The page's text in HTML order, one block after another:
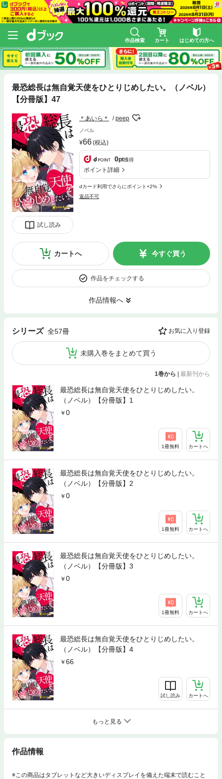
作品検索 カート はじめての方へ
最恐総長は無自覚天使をひとりじめしたい。（ノベル）
【分冊版】47
試し読み
＊あいら＊ peep
ノベル
66(税込)
0pt獲得
ポイント詳細
dカード利用でさらにポイント+2%
返品不可
カートへ 今すぐ買う
作品をチェックする
作品情報へ
シリーズ 全57冊 お気に入り登録
未購入巻をまとめて買う
1巻から | 最新刊から
最恐総長は無自覚天使をひとりじめしたい。
（ノベル）【分冊版】1
0
1冊無料 カートへ
最恐総長は無自覚天使をひとりじめしたい。
（ノベル）【分冊版】2
0
1冊無料 カートへ
最恐総長は無自覚天使をひとりじめしたい。
（ノベル）【分冊版】3
0
1冊無料 カートへ
最恐総長は無自覚天使をひとりじめしたい。
（ノベル）【分冊版】4
66
試し読み カートへ
もっと見る
作品情報
※この商品はタブレットなど大きいディスプレイを備えた端末で読むこと